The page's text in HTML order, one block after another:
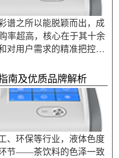
谱之所以能脱颖而出，成
率超高，核心在于其十余
对用户需求的精准把控。
企业，彩谱没有走“全品
液体色度检测领域，针
南及优质品牌解析
、环保等行业，液体色度
节——茶饮料的色泽一致